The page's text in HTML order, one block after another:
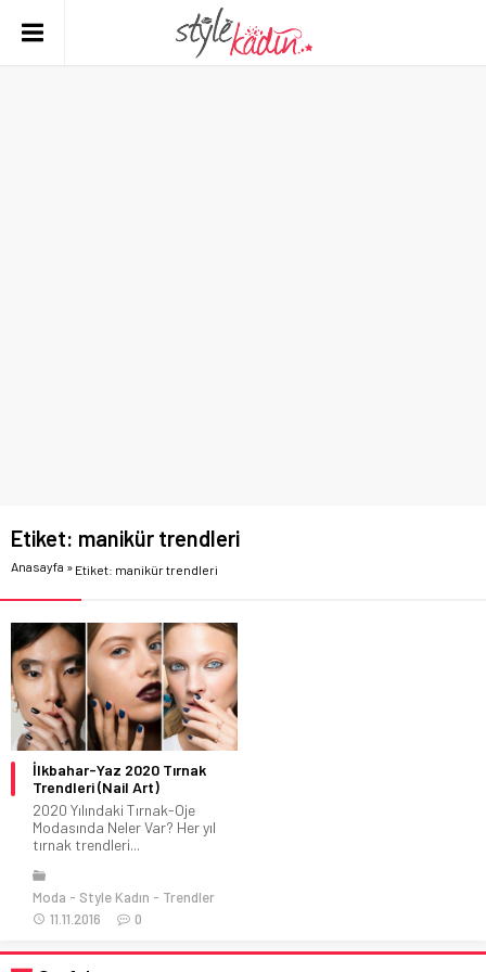
Etiket: manikür trendleri
Anasayfa » Etiket: manikür trendleri
İlkbahar-Yaz 2020 Tırnak
Trendleri (Nail Art)
2020 Yılındaki Tırnak-Oje
Modasında Neler Var? Her yıl
tırnak trendleri...
Moda Style Kadın
Trendler
11.11.2016
0